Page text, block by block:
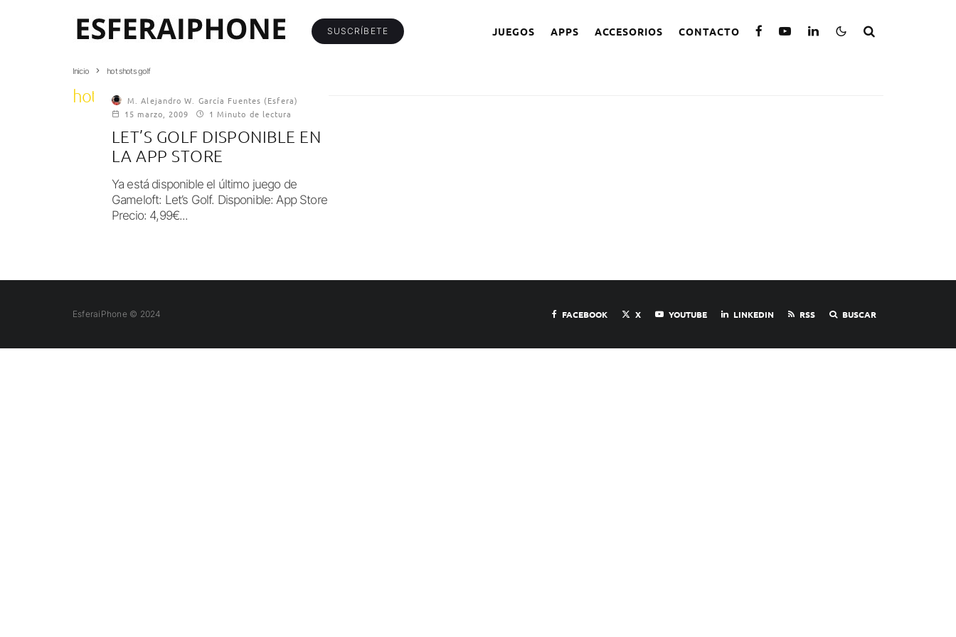
SUSCRÍBETE JUEGOS APPS ACCESORIOS CONTACTO
Inicio hot shots golf
hot shots golfM. Alejandro W. García Fuentes (Esfera)
15 marzo, 2009
1 Minuto de lectura
LET’S GOLF DISPONIBLE EN
LA APP STORE
Ya está disponible el último juego de
Gameloft: Let’s Golf. Disponible: App Store
Precio: 4,99€...
EsferaiPhone © 2024 FACEBOOK X YOUTUBE LINKEDIN RSS BUSCAR